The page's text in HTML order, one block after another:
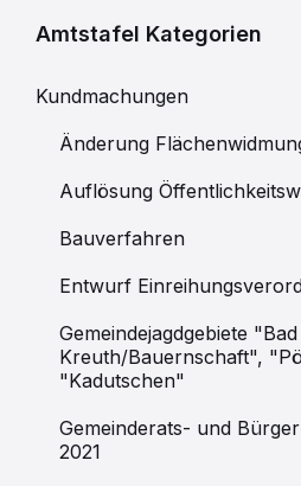
Amtstafel Kategorien
Kundmachungen
Änderung
Auflösung
Bauverfahren
Entwurf
Gemeindejagdgebiete
Kreuth/Bauernschaft",
"Kadutschen"
Gemeinderats- und
2021